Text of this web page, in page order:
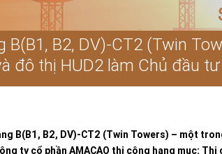
B(B1, B2, DV)-CT2 (Twin
đô thị HUD2 làm Chủ đầu tư
B(B1, B2, DV)-CT2 (Twin Towers) – một
ty cổ phần AMACAO thi công hạng mục: